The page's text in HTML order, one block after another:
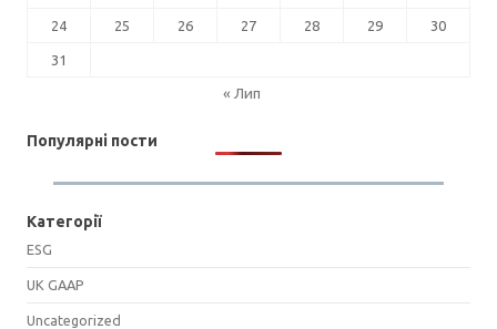
24 25 26 27 28 29 30
31
« Лип
Популярні пости
Категорії
ESG
UK GAAP
Uncategorized